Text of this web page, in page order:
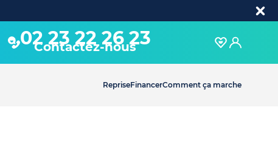
02 23 22 26 23
Contactez-nous
RepriseFinancerComment ça marche